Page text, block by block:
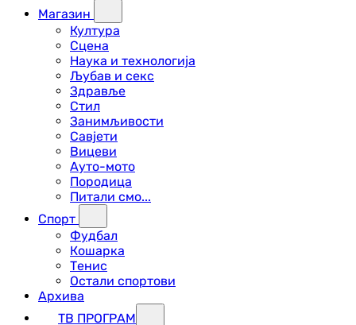
Магазин
Култура
Сцена
Наука и технологија
Љубав и секс
Здравље
Стил
Занимљивости
Савјети
Вицеви
Ауто-мото
Породица
Питали смо...
Спорт
Фудбал
Кошарка
Тенис
Остали спортови
Архива
ТВ ПРОГРАМ